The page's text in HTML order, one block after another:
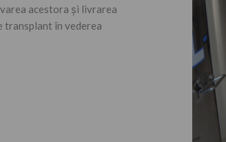
acestora și livrarea
transplant în vederea